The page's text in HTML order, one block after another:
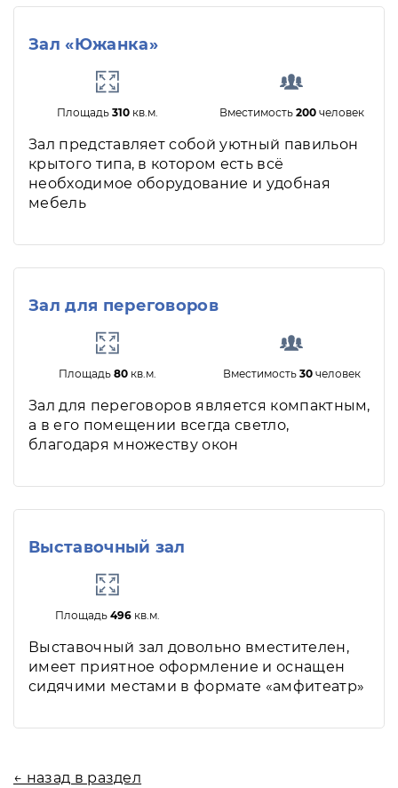
Зал «Южанка»
Площадь 310кв.м. Вместимость 200человек
Зал представляет собой уютный павильон
крытого типа, в котором есть всё
необходимое оборудование и удобная
мебель
Зал для переговоров
Площадь 80кв.м. Вместимость 30человек
Зал для переговоров является компактным,
а в его помещении всегда светло,
благодаря множеству окон
Выставочный зал
Площадь 496кв.м.
Выставочный зал довольно вместителен,
имеет приятное оформление и оснащен
сидячими местами в формате «амфитеатр»
← назад в раздел